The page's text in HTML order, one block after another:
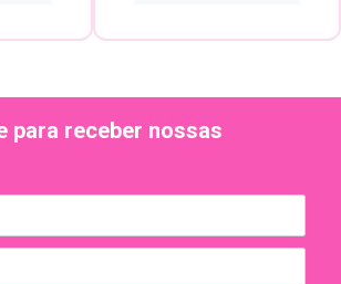
para receber nossas